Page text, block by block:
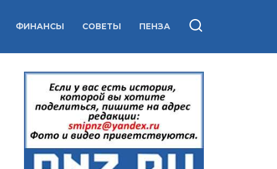
ФИНАНСЫ СОВЕТЫ ПЕНЗА